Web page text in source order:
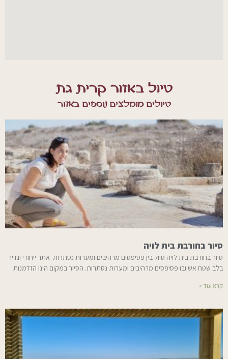
טיול באזור קרית גת
טיולים מומלצים נוספים באזור
סיור בחורבת בית לויה
סיור בחורבת בית לויה טיול בין פסיפסים מרהיבים ומערות נסתרות אתר ייחודי ונדיר
בלב שטח אש ובו פסיפסים מרהיבים ומערות נסתרות. הסיור במקום הינו הזדמנות
קרא עוד »